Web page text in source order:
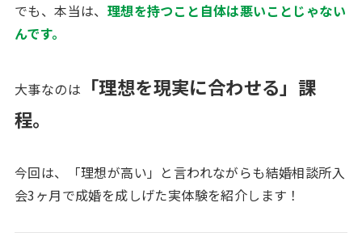
でも、本当は、 理想を持つこと自体は悪いことじゃない
んです。
大事なのは
「理想を現実に合わせる」課
程。
今回は、「理想が高い」と言われながらも結婚相談所入
会3ヶ月で成婚を成しげた実体験を紹介します！